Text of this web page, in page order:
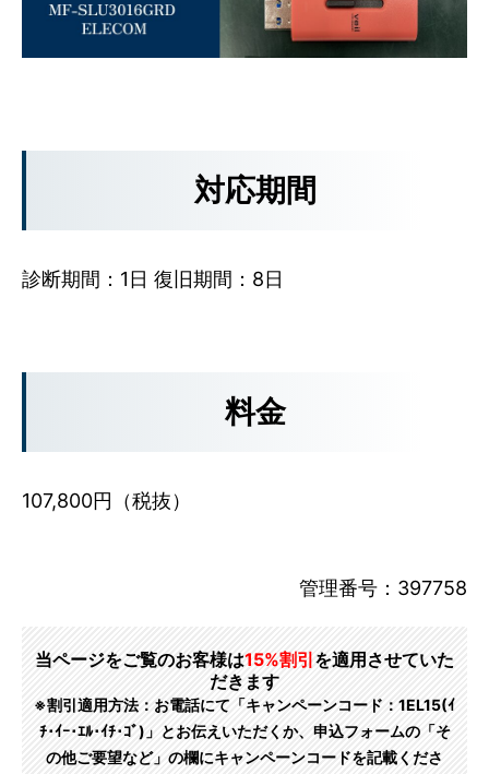
対応期間
診断期間：1日 復旧期間：8日
料金
107,800円（税抜）
管理番号：397758
当ページをご覧のお客様は15%割引 を適用させていた
だきます
※割引適用方法：お電話にて「キャンペーンコード：1EL15(ｲ
ﾁ･ｲｰ･ｴﾙ･ｲﾁ･ｺﾞ)」とお伝えいただくか、申込フォームの「そ
の他ご要望など」の欄にキャンペーンコードを記載くださ